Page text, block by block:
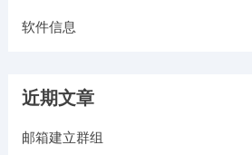
软件信息
近期文章
邮箱建立群组